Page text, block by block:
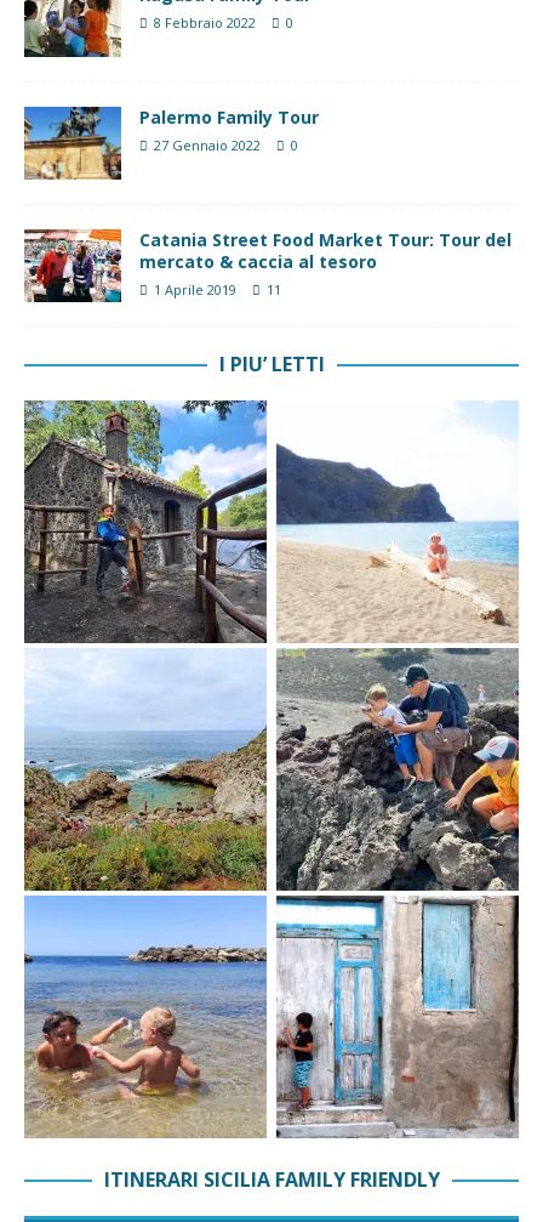
8 Febbraio 2022 0
Palermo Family Tour
27 Gennaio 2022 0
Catania Street Food Market Tour: Tour del
mercato & caccia al tesoro
1 Aprile 2019 11
I PIU’ LETTI
ITINERARI SICILIA FAMILY FRIENDLY